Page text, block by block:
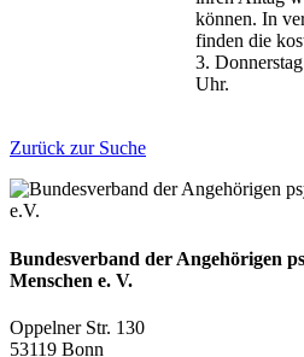
können. In
finden die
3.
Uhr.
Zurück zur Suche
Bundesverband der Angehörigen
Menschen e. V.
Oppelner Str. 130
53119 Bonn